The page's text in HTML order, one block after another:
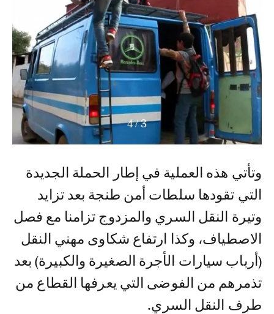
3
/
4
وتأتي هذه العملية في إطار الحملة الجديدة
التي تقودها سلطات أمن طنجة بعد تزايد
وتيرة النقل السري والمزدوج تزامنا مع فصل
الاصطياف، وكذا ارتفاع شكاوى مهني النقل
(أرباب سيارات الأجرة الصغيرة والكبيرة) بعد
تذمرهم من الفوضى التي يعرفها القطاع من
طرف النقل السري.